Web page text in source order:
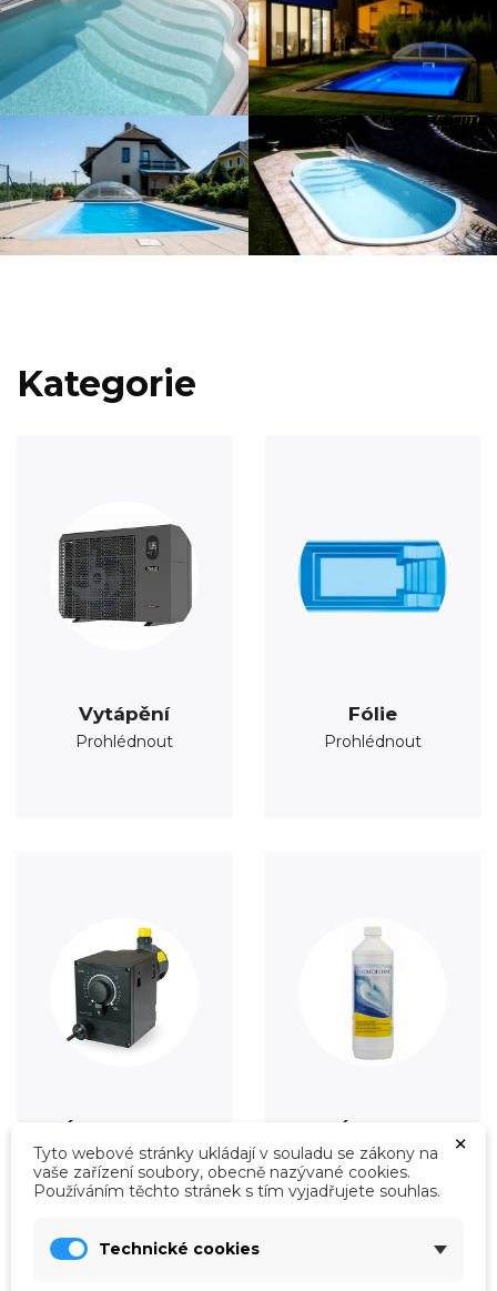
Kategorie
Vytápění
Prohlédnout
Fólie
Prohlédnout
Úprava vody
Prohlédnout
Údržba
Prohlédnout ×
Tyto webové stránky ukládají v souladu se zákony na
vaše zařízení soubory, obecně nazývané cookies.
Používáním těchto stránek s tím vyjadřujete souhlas.
Technické cookies